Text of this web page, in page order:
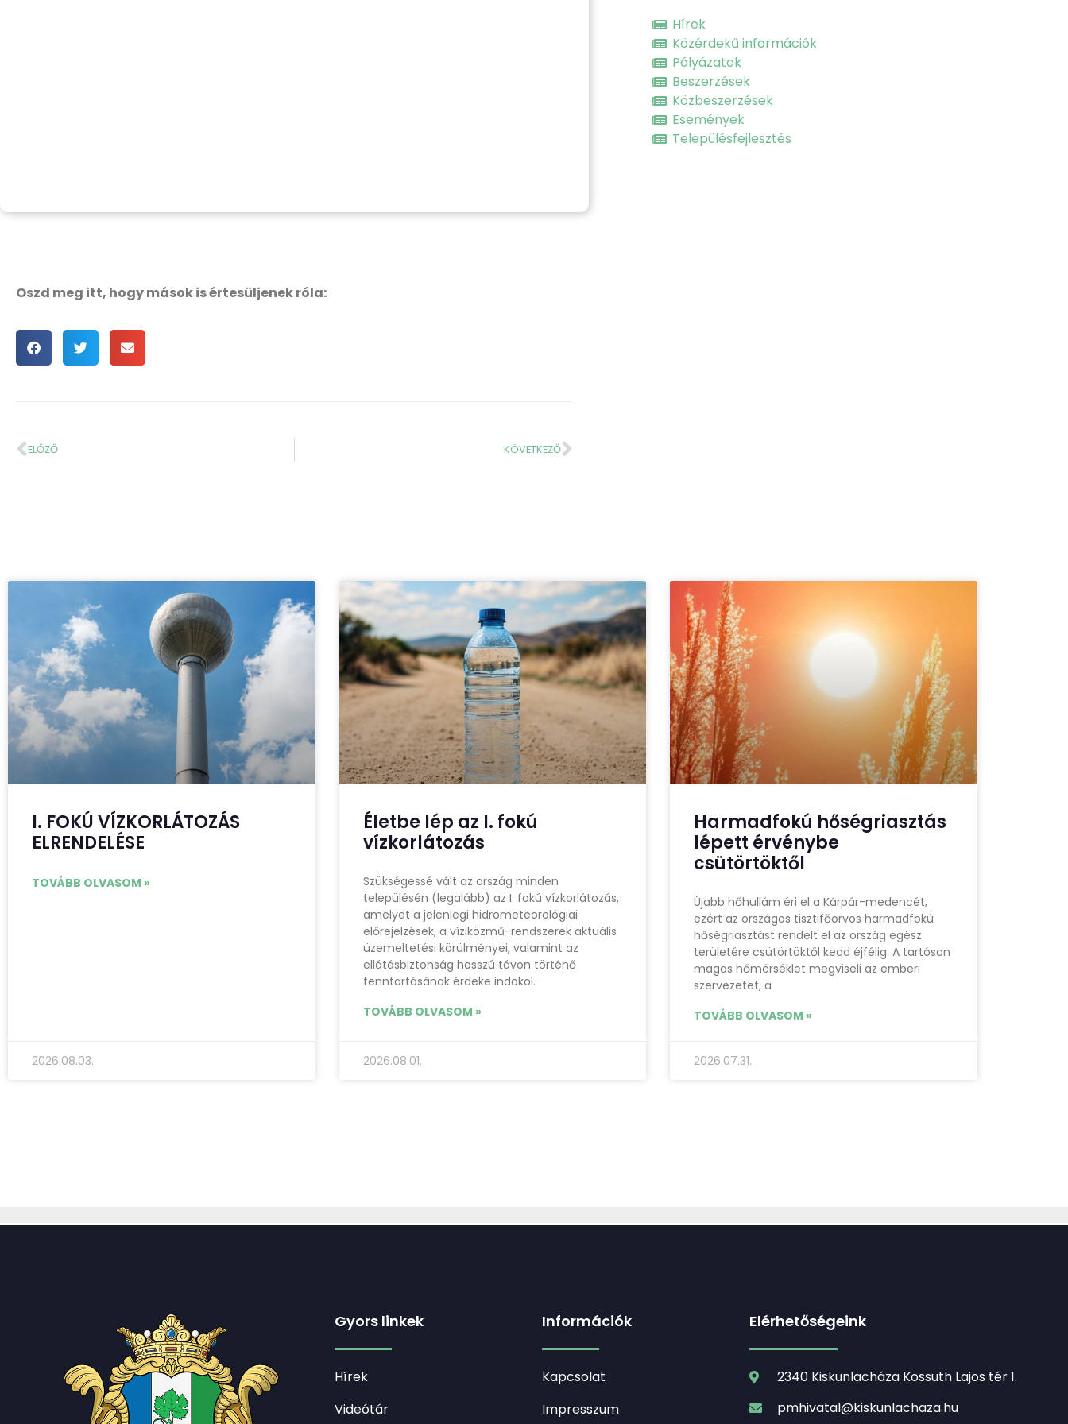
Hírek
Közérdekű információk
Pályázatok
Beszerzések
Közbeszerzések
Események
Településfejlesztés
Oszd meg itt, hogy mások is értesüljenek róla:
ELŐZŐ KÖVETKEZŐ
I. FOKÚ VÍZKORLÁTOZÁS
ELRENDELÉSE
TOVÁBB OLVASOM »
2026.08.03.
Életbe lép az I. fokú
vízkorlátozás
Szükségessé vált az ország minden
településén (legalább) az I. fokú vízkorlátozás,
amelyet a jelenlegi hidrometeorológiai
előrejelzések, a víziközmű-rendszerek aktuális
üzemeltetési körülményei, valamint az
ellátásbiztonság hosszú távon történő
fenntartásának érdeke indokol.
TOVÁBB OLVASOM »
2026.08.01.
Harmadfokú hőségriasztás
lépett érvénybe
csütörtöktől
Újabb hőhullám éri el a Kárpár-medencét,
ezért az országos tisztifőorvos harmadfokú
hőségriasztást rendelt el az ország egész
területére csütörtöktől kedd éjfélig. A tartósan
magas hőmérséklet megviseli az emberi
szervezetet, a
TOVÁBB OLVASOM »
2026.07.31.
Gyors linkek
Hírek
Videótár
Információk
Kapcsolat
Impresszum
Elérhetőségeink
2340 Kiskunlacháza Kossuth Lajos tér 1.
pmhivatal@kiskunlachaza.hu